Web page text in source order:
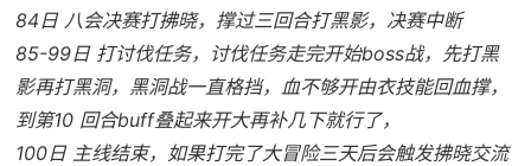
84日 八会决赛打拂晓，撑过三回合打黑影，决赛中断
85-99日 打讨伐任务，讨伐任务走完开始boss战，先打黑
影再打黑洞，黑洞战一直格挡，血不够开由衣技能回血撑，
到第10 回合buff叠起来开大再补几下就行了，
100日 主线结束，如果打完了大冒险三天后会触发拂晓交流